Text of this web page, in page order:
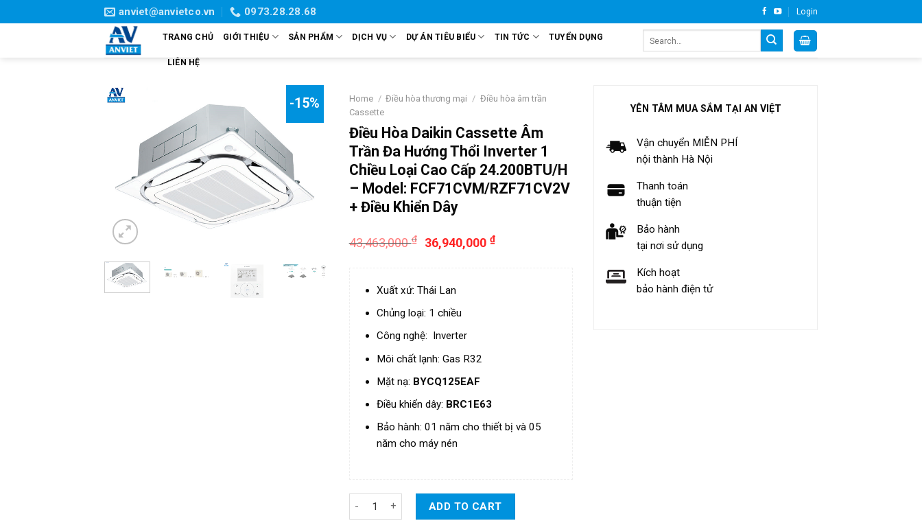
to
anviet@anvietco.vn 0973.28.28.68 Login
TRANG CHỦ GIỚI THIỆU SẢN PHẨM DỊCH VỤ DỰ ÁN TIÊU BIỂU TIN TỨC TUYỂN DỤNG
LIÊN HỆ
-15% Home / Điều hòa thương mại / Điều hòa âm trần
Cassette
Điều Hòa Daikin Cassette Âm
Trần Đa Hướng Thổi Inverter 1
Chiều Loại Cao Cấp 24.200BTU/H
– Model: FCF71CVM/RZF71CV2V
+ Điều Khiển Dây
43,463,000₫ 36,940,000₫
Xuất xứ: Thái Lan
Chủng loại: 1 chiều
Công nghệ: Inverter
Môi chất lạnh: Gas R32
Mặt nạ: BYCQ125EAF
Điều khiển dây: BRC1E63
Bảo hành: 01 năm cho thiết bị và 05
năm cho máy nén
ADD TO CART
YÊN TÂM MUA SẮM TẠI AN VIỆT
Vận chuyển MIỄN PHÍ
nội thành Hà Nội
Thanh toán
thuận tiện
Bảo hành
tại nơi sử dụng
Kích hoạt
bảo hành điện tử